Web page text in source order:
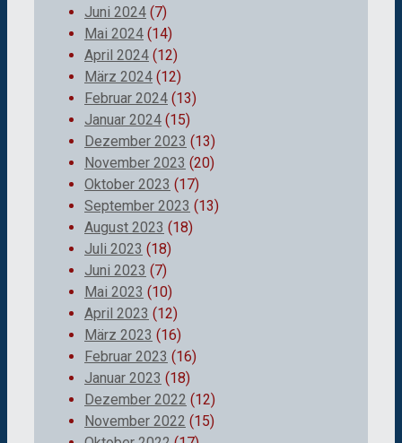
Juni 2024 (7)
Mai 2024 (14)
April 2024 (12)
März 2024 (12)
Februar 2024 (13)
Januar 2024 (15)
Dezember 2023 (13)
November 2023 (20)
Oktober 2023 (17)
September 2023 (13)
August 2023 (18)
Juli 2023 (18)
Juni 2023 (7)
Mai 2023 (10)
April 2023 (12)
März 2023 (16)
Februar 2023 (16)
Januar 2023 (18)
Dezember 2022 (12)
November 2022 (15)